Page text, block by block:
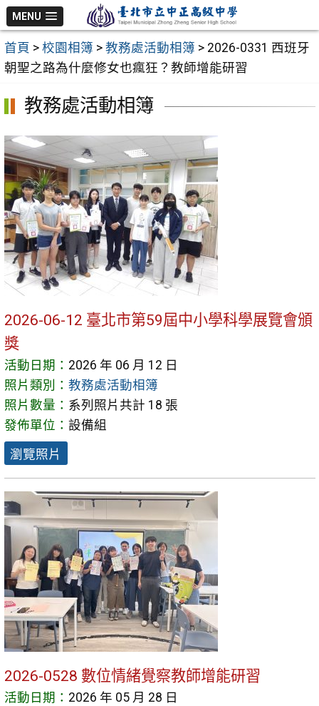
跳
至
主
要
MENU
首頁 > 校園相簿 > 教務處活動相簿 > 2026-0331 西班牙
朝聖之路為什麼修女也瘋狂？教師增能研習
教務處活動相簿
2026-06-12 臺北市第59屆中小學科學展覽會頒
獎
活動日期： 2026 年 06 月 12 日
照片類別： 教務處活動相簿
照片數量： 系列照片共計 18 張
發佈單位： 設備組
瀏覽照片
2026-0528 數位情緒覺察教師增能研習
活動日期： 2026 年 05 月 28 日